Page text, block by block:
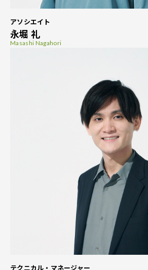
アソシエイト
永堀 礼
Masashi Nagahori
テクニカル・マネージャー